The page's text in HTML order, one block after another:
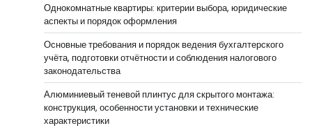
Однокомнатные квартиры: критерии выбора, юридические
аспекты и порядок оформления
Основные требования и порядок ведения бухгалтерского
учёта, подготовки отчётности и соблюдения налогового
законодательства
Алюминиевый теневой плинтус для скрытого монтажа:
конструкция, особенности установки и технические
характеристики